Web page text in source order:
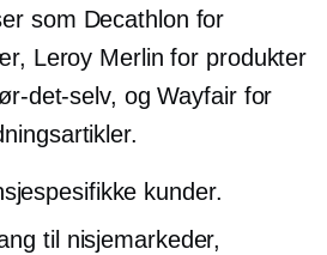
som Decathlon for
Leroy Merlin for produkter
det-selv, og Wayfair for
kunder.
til nisjemarkeder,